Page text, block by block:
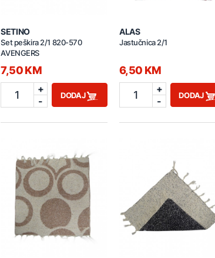
SETINO
Set peškira 2/1 820-570
AVENGERS
7,50 KM
1
+
-
DODAJ
ALAS
Jastučnica 2/1
6,50 KM
1
+
-
DODAJ